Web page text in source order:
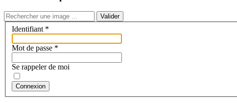
Valider
Identifiant *
Mot de passe *
Se rappeler de moi
Connexion